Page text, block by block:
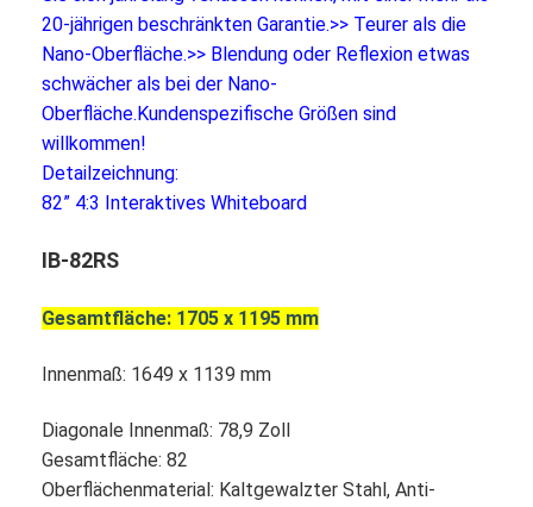
tragbares wechselwirkendes whiteboard
Intelligente Tafel
Wechselwirkendes Projektor-Brett
Infrarotnotenrahmen
Digitale Beschilderung
Digitale Werbebildschirme
20-jährigen beschränkten Garantie.>> Teurer als die
Nano-Oberfläche.>> Blendung oder Reflexion etwas
schwächer als bei der Nano-
Oberfläche. Kundenspezifische Größen sind
willkommen!
Detailzeichnung:
82” 4:3 Interaktives Whiteboard
IB-82RS
Gesamtfläche: 1705 x 1195 mm
Innenmaß: 1649 x 1139 mm
Diagonale Innenmaß: 78,9 Zoll
Gesamtfläche: 82
Oberflächenmaterial: Kaltgewalzter Stahl, Anti-